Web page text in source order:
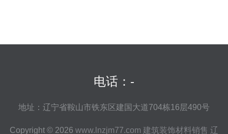
电话：-
地址：辽宁省鞍山市铁东区建国大道704栋16层490号
Copyright © 2026 www.lnzjm77.com 建筑装饰材料销售 辽